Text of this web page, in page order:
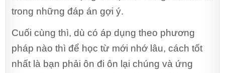
trong những đáp án gợi ý.
Cuối cùng thì, dù có áp dụng theo phương
pháp nào thì để học từ mới nhớ lâu, cách tốt
nhất là bạn phải ôn đi ôn lại chúng và ứng